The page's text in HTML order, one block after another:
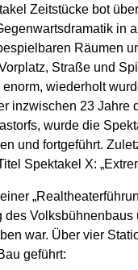
Zeitstücke bot
in
Räumen
Straße und
wiederholt
inzwischen 23 Jahre
wurde die
und fortgeführt.
Spektakel X:
des Volksbühnenbaus
war. Über vier
geführt: